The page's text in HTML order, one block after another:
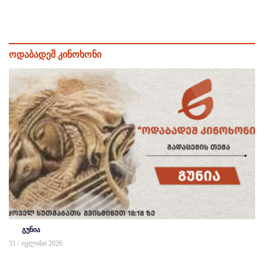
ოდაბადეშ კინოხონი
გუნია
31 / ივლისი 2026